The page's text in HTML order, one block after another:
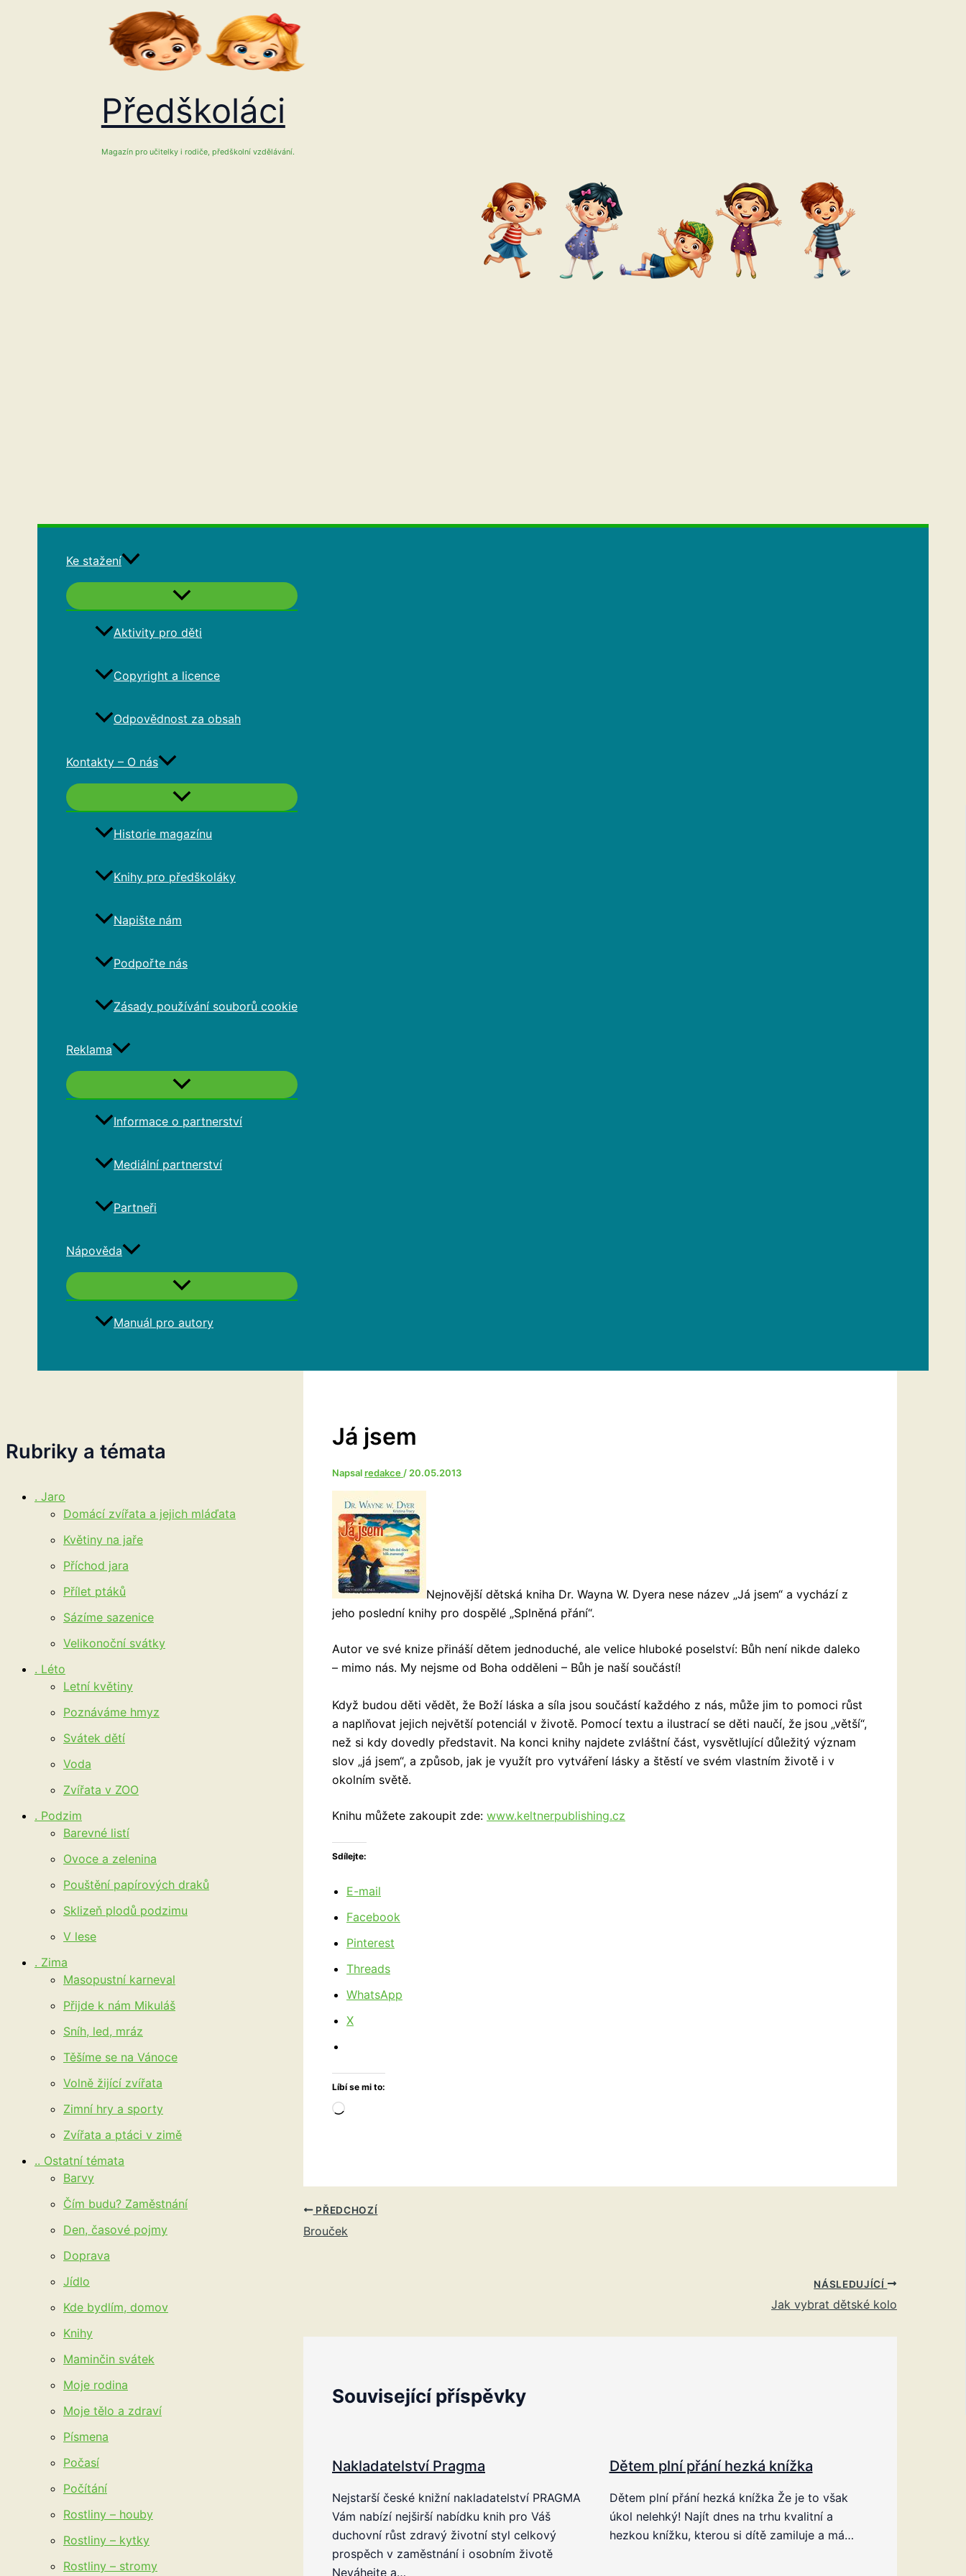
Předškoláci
Magazín pro učitelky i rodiče, předškolní vzdělávání.
Ke stažení
Aktivity pro děti
Copyright a licence
Odpovědnost za obsah
Kontakty – O nás
Historie magazínu
Knihy pro předškoláky
Napište nám
Podpořte nás
Zásady používání souborů cookie
Reklama
Informace o partnerství
Mediální partnerství
Partneři
Nápověda
Manuál pro autory
Rubriky a témata
. Jaro
Domácí zvířata a jejich mláďata
Květiny na jaře
Příchod jara
Přílet ptáků
Sázíme sazenice
Velikonoční svátky
. Léto
Letní květiny
Poznáváme hmyz
Svátek dětí
Voda
Zvířata v ZOO
. Podzim
Barevné listí
Ovoce a zelenina
Pouštění papírových draků
Sklizeň plodů podzimu
V lese
. Zima
Masopustní karneval
Přijde k nám Mikuláš
Sníh, led, mráz
Těšíme se na Vánoce
Volně žijící zvířata
Zimní hry a sporty
Zvířata a ptáci v zimě
.. Ostatní témata
Barvy
Čím budu? Zaměstnání
Den, časové pojmy
Doprava
Jídlo
Kde bydlím, domov
Knihy
Maminčin svátek
Moje rodina
Moje tělo a zdraví
Písmena
Počasí
Počítání
Rostliny – houby
Rostliny – kytky
Rostliny – stromy
Já jsem
Napsalredakce / 20.05.2013
Nejnovější dětská kniha Dr. Wayna W. Dyera nese název „Já jsem“ a vychází z
jeho poslední knihy pro dospělé „Splněná přání“.
Autor ve své knize přináší dětem jednoduché, ale velice hluboké poselství: Bůh není nikde daleko
– mimo nás. My nejsme od Boha odděleni – Bůh je naší součástí!
Když budou děti vědět, že Boží láska a síla jsou součástí každého z nás, může jim to pomoci růst
a naplňovat jejich největší potenciál v životě. Pomocí textu a ilustrací se děti naučí, že jsou „větší“,
než si kdy dovedly představit. Na konci knihy najdete zvláštní část, vysvětlující důležitý význam
slov „já jsem“, a způsob, jak je využít pro vytváření lásky a štěstí ve svém vlastním životě i v
okolním světě.
Knihu můžete zakoupit zde: www.keltnerpublishing.cz
Sdílejte:
E-mail
Facebook
Pinterest
Threads
WhatsApp
X
Líbí se mi to:
Načítání…
PŘEDCHOZÍ
Brouček
NÁSLEDUJÍCÍ
Jak vybrat dětské kolo
Související příspěvky
Nakladatelství Pragma
Nejstarší české knižní nakladatelství PRAGMA
Vám nabízí nejširší nabídku knih pro Váš
duchovní růst zdravý životní styl celkový
prospěch v zaměstnání i osobním životě
Neváhejte a…
Dětem plní přání hezká knížka
Dětem plní přání hezká knížka Že je to však
úkol nelehký! Najít dnes na trhu kvalitní a
hezkou knížku, kterou si dítě zamiluje a má…